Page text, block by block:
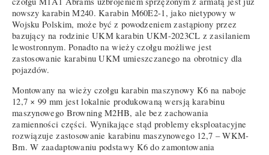
nowszy karabin M240. Karabin M60E2-1, jako nietypowy w
Wojsku Polskim, może być z powodzeniem zastąpiony przez
bazujący na rodzinie UKM karabin UKM-2023CL z zasilaniem
lewostronnym. Ponadto na wieży czołgu możliwe jest
zastosowanie karabinu UKM umieszczanego na obrotnicy dla
pojazdów.
Montowany na wieży czołgu karabin maszynowy K6 na naboje
12,7 × 99 mm jest lokalnie produkowaną wersją karabinu
maszynowego Browning M2HB, ale bez zachowania
zamienności części. Wynikające stąd problemy eksploatacyjne
rozwiązuje zastosowanie karabinu maszynowego 12,7 – WKM-
Bm. W zaadaptowaniu podstawy K6 do zamontowania